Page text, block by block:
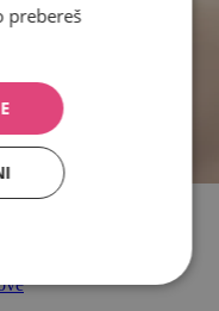
prebereš